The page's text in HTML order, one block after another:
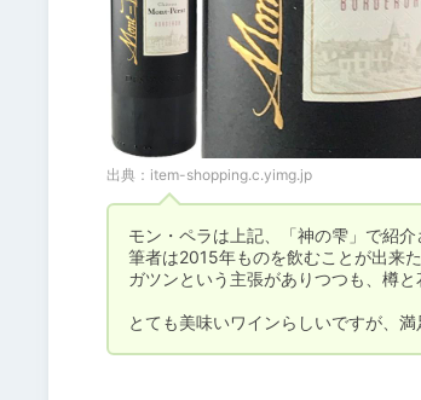
出典： item-shopping.c.yimg.jp
モン・ペラは上記、「神の雫」で紹
筆者は2015年ものを飲むことが出来
ガツンという主張がありつつも、樽
とても美味いワインらしいですが、